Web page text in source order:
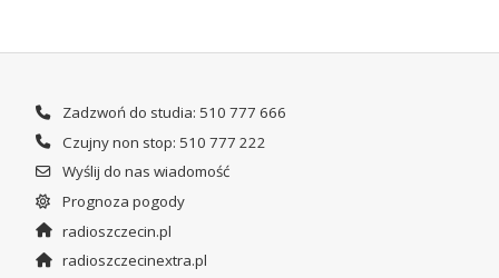
Zadzwoń do studia: 510 777 666
Czujny non stop: 510 777 222
Wyślij do nas wiadomość
Prognoza pogody
radioszczecin.pl
radioszczecinextra.pl